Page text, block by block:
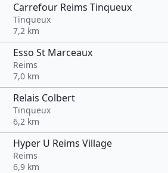
Carrefour Reims Tinqueux
Tinqueux
7,2 km
Esso St Marceaux
Reims
7,0 km
Relais Colbert
Tinqueux
6,2 km
Hyper U Reims Village
Reims
6,9 km